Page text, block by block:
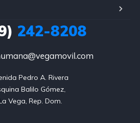
242-8208
Pedro A. Rivera
Balilo Gómez,
Vega, Rep. Dom.